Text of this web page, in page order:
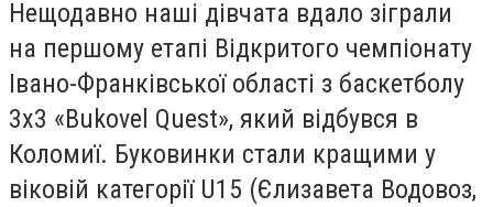
Нещодавно наші дівчата вдало зіграли
на першому етапі Відкритого чемпіонату
Івано-Франківської області з баскетболу
3х3 «Bukovel Quest», який відбувся в
Коломиї. Буковинки стали кращими у
віковій категорії U15 (Єлизавета Водовоз,